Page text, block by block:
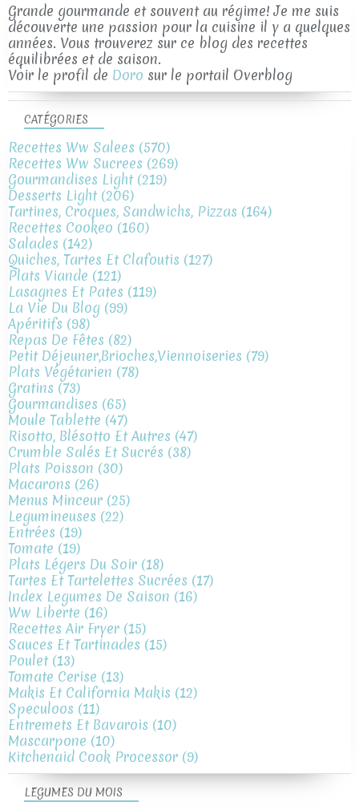
Grande gourmande et souvent au régime! Je me suis
découverte une passion pour la cuisine il y a quelques
années. Vous trouverez sur ce blog des recettes
équilibrées et de saison.
Voir le profil de Doro sur le portail Overblog
CATÉGORIES
Recettes Ww Salees (570)
Recettes Ww Sucrees (269)
Gourmandises Light(219)
Desserts Light(206)
Tartines, Croques, Sandwichs, Pizzas (164)
Recettes Cookeo (160)
Salades (142)
Quiches, Tartes Et Clafoutis (127)
Plats Viande (121)
Lasagnes Et Pates (119)
La Vie Du Blog (99)
Apéritifs (98)
Repas De Fêtes (82)
Petit Déjeuner,brioches,viennoiseries (79)
Plats Végétarien (78)
Gratins (73)
Gourmandises (65)
Moule Tablette (47)
Risotto, Blésotto Et Autres (47)
Crumble Salés Et Sucrés (38)
Plats Poisson (30)
Macarons (26)
Menus Minceur (25)
Legumineuses (22)
Entrées (19)
Tomate (19)
Plats Légers Du Soir (18)
Tartes Et Tartelettes Sucrées (17)
Index Legumes De Saison (16)
Ww Liberte (16)
Recettes Air Fryer (15)
Sauces Et Tartinades (15)
Poulet(13)
Tomate Cerise (13)
Makis Et California Makis (12)
Speculoos (11)
Entremets Et Bavarois (10)
Mascarpone (10)
Kitchenaid Cook Processor (9)
LEGUMES DU MOIS